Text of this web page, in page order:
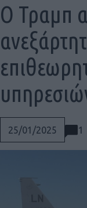
25/01/2025 1
Ο Τραμπ